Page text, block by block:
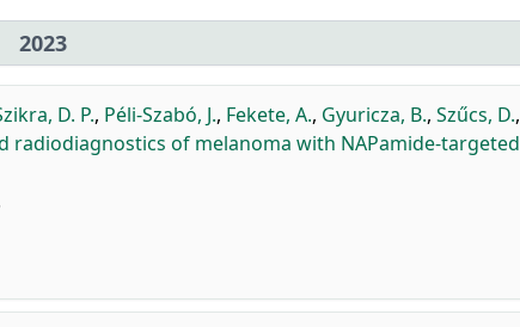
2023
D. P., Péli-Szabó, J., Fekete, A., Gyuricza, B., Szűcs, D.,
radiodiagnostics of melanoma with NAPamide-targeted